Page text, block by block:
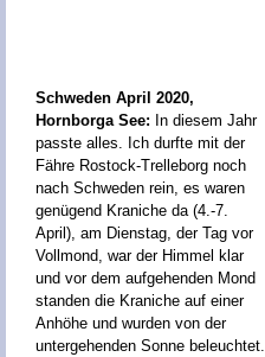
Schweden April 2020,
Hornborga See: In diesem Jahr
passte alles. Ich durfte mit der
Fähre Rostock-Trelleborg noch
nach Schweden rein, es waren
genügend Kraniche da (4.-7.
April), am Dienstag, der Tag vor
Vollmond, war der Himmel klar
und vor dem aufgehenden Mond
standen die Kraniche auf einer
Anhöhe und wurden von der
untergehenden Sonne beleuchtet.